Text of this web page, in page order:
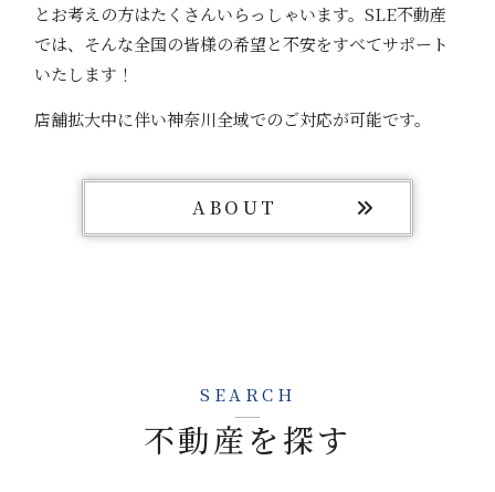
とお考えの方はたくさんいらっしゃいます。SLE不動産
では、そんな全国の皆様の希望と不安をすべてサポート
いたします！
店舗拡大中に伴い神奈川全域でのご対応が可能です。
ABOUT
SEARCH
不動産を探す